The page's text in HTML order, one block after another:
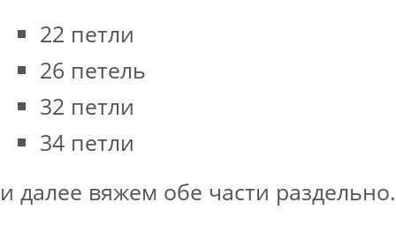
22 петли
26 петель
32 петли
34 петли
и далее вяжем обе части раздельно.